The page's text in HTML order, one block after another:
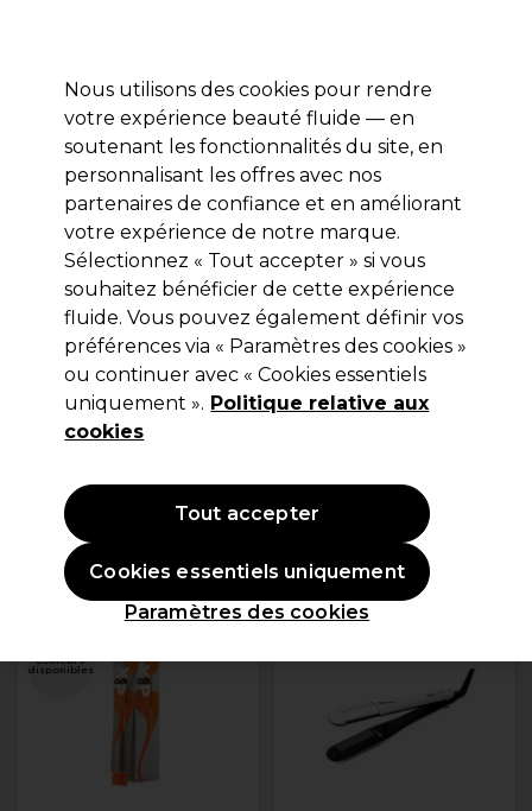
Se connecter
Marques Bons plans Coiffure Electro et Matériel
Livraison et délais
lire la suite
Désolé!
Oups, nous n’avons pas trouvé ce que
vous cherchiez.
Vous aimerez peut-être
OFFRE
couleurs
disponibles
Nous utilisons des cookies pour rendre
votre expérience beauté fluide — en
soutenant les fonctionnalités du site, en
personnalisant les offres avec nos
partenaires de confiance et en améliorant
votre expérience de notre marque.
Sélectionnez « Tout accepter » si vous
souhaitez bénéficier de cette expérience
fluide. Vous pouvez également définir vos
préférences via « Paramètres des cookies »
ou continuer avec « Cookies essentiels
uniquement ». Politique relative aux
cookies
Paramètres des cookies
Cookies essentiels uniquement
Tout accepter